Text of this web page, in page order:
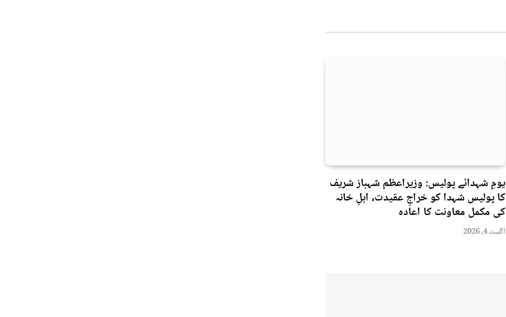
یومِ شہدائے پولیس: وزیراعظم شہباز شریف
کا پولیس شہدا کو خراجِ عقیدت، اہلِ خانہ
کی مکمل معاونت کا اعادہ
اگست 4, 2026